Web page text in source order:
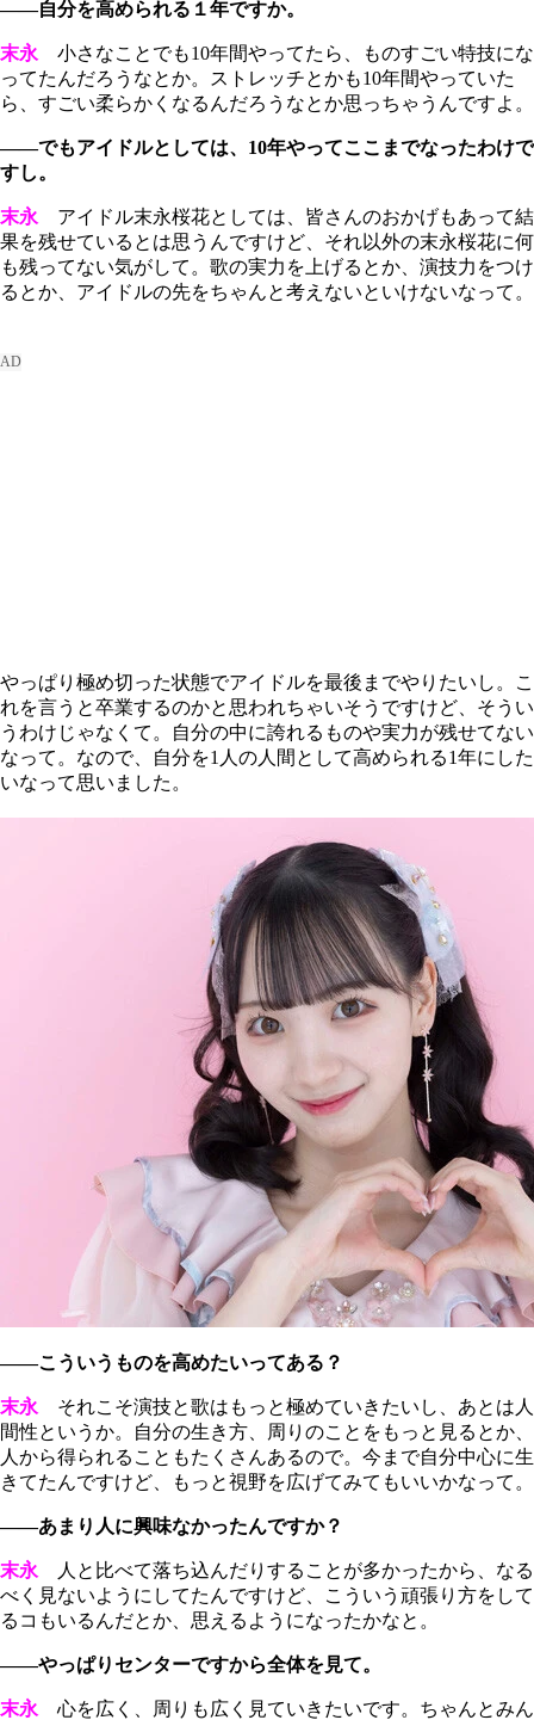
――自分を高められる１年ですか。
末永 小さなことでも10年間やってたら、ものすごい特技にな
ってたんだろうなとか。ストレッチとかも10年間やっていた
ら、すごい柔らかくなるんだろうなとか思っちゃうんですよ。
――でもアイドルとしては、10年やってここまでなったわけで
すし。
末永 アイドル末永桜花としては、皆さんのおかげもあって結
果を残せているとは思うんですけど、それ以外の末永桜花に何
も残ってない気がして。歌の実力を上げるとか、演技力をつけ
るとか、アイドルの先をちゃんと考えないといけないなって。
やっぱり極め切った状態でアイドルを最後までやりたいし。こ
れを言うと卒業するのかと思われちゃいそうですけど、そうい
うわけじゃなくて。自分の中に誇れるものや実力が残せてない
なって。なので、自分を1人の人間として高められる1年にした
いなって思いました。
――こういうものを高めたいってある？
末永 それこそ演技と歌はもっと極めていきたいし、あとは人
間性というか。自分の生き方、周りのことをもっと見るとか、
人から得られることもたくさんあるので。今まで自分中心に生
きてたんですけど、もっと視野を広げてみてもいいかなって。
――あまり人に興味なかったんですか？
末永 人と比べて落ち込んだりすることが多かったから、なる
べく見ないようにしてたんですけど、こういう頑張り方をして
るコもいるんだとか、思えるようになったかなと。
――やっぱりセンターですから全体を見て。
末永 心を広く、周りも広く見ていきたいです。ちゃんとみん